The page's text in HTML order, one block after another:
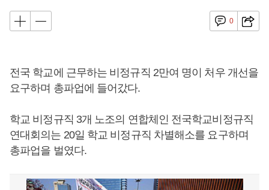
0
전국 학교에 근무하는 비정규직 2만여 명이 처우 개선을
요구하며 총파업에 들어갔다.
학교 비정규직 3개 노조의 연합체인 전국학교비정규직
연대회의는 20일 학교 비정규직 차별해소를 요구하며
총파업을 벌였다.